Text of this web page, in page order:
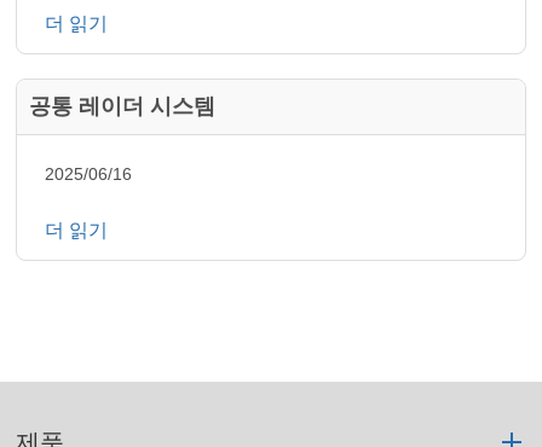
더 읽기
공통 레이더 시스템
2025/06/16
더 읽기